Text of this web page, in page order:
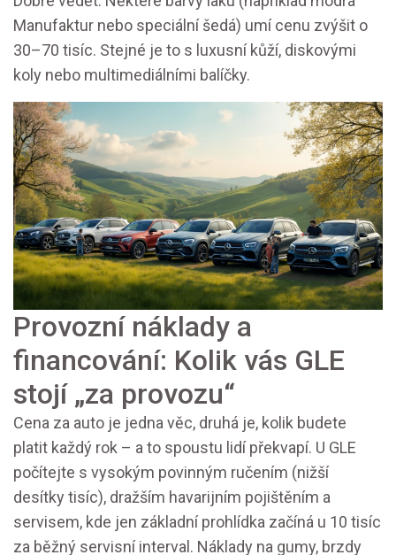
Manufaktur nebo speciální šedá) umí cenu zvýšit o
30–70 tisíc. Stejné je to s luxusní kůží, diskovými
koly nebo multimediálními balíčky.
Provozní náklady a
financování: Kolik vás GLE
stojí „za provozu“
Cena za auto je jedna věc, druhá je, kolik budete
platit každý rok – a to spoustu lidí překvapí. U GLE
počítejte s vysokým povinným ručením (nižší
desítky tisíc), dražším havarijním pojištěním a
servisem, kde jen základní prohlídka začíná u 10 tisíc
za běžný servisní interval. Náklady na gumy, brzdy